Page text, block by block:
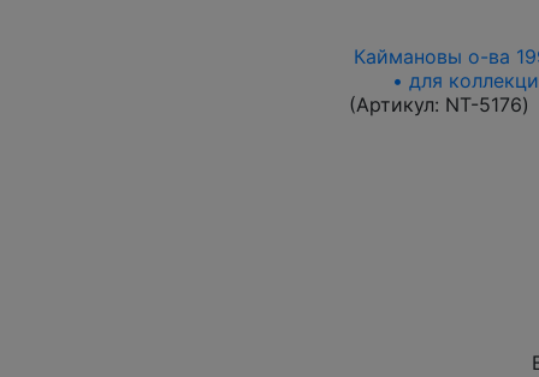
Каймановы о-ва
• для
(Артикул: NT-5176)